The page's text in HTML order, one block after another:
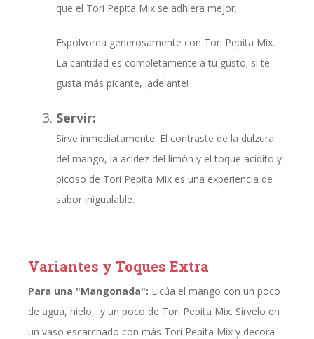
que el Tori Pepita Mix se adhiera mejor.
Espolvorea generosamente con Tori Pepita Mix.
La cantidad es completamente a tu gusto; si te
gusta más picante, ¡adelante!
Servir:
Sirve inmediatamente. El contraste de la dulzura
del mango, la acidez del limón y el toque acidito y
picoso de Tori Pepita Mix es una experiencia de
sabor inigualable.
Variantes y Toques Extra
Para una "Mangonada": Licúa el mango con un poco
de agua, hielo, y un poco de Tori Pepita Mix. Sírvelo en
un vaso escarchado con más Tori Pepita Mix y decora